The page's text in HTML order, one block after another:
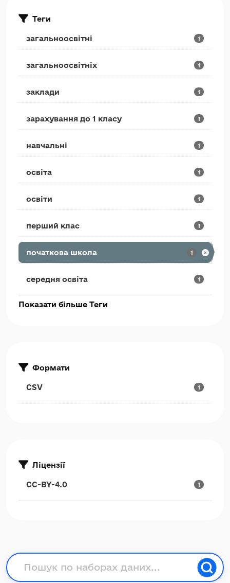
Теги
загальноосвітні 1
загальноосвітніх 1
заклади 1
зарахування до 1 класу 1
навчальні 1
освіта 1
освіти 1
перший клас 1
початкова школа 1
середня освіта 1
Показати більше Теги
Формати
CSV 1
Ліцензії
CC-BY-4.0 1